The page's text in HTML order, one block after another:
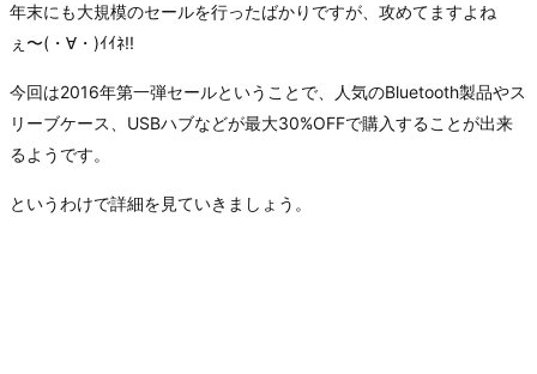
年末にも大規模のセールを行ったばかりですが、攻めてますよね
ぇ〜(・∀・)ｲｲﾈ!!
今回は2016年第一弾セールということで、人気のBluetooth製品やス
リーブケース、USBハブなどが最大30%OFFで購入することが出来
るようです。
というわけで詳細を見ていきましょう。